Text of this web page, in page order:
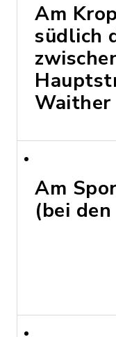
Am
südlich
Am
(bei